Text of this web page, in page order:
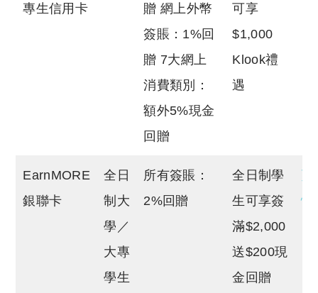
專生信用卡
贈 網上外幣
簽賬：1%回
贈 7大網上
消費類別：
額外5%現金
回贈
可享
$1,000
Klook禮
遇
EarnMORE
銀聯卡
全日
制大
學／
大專
學生
所有簽賬：
2%回贈
全日制學
生可享簽
滿$2,000
送$200現
金回贈
更
情